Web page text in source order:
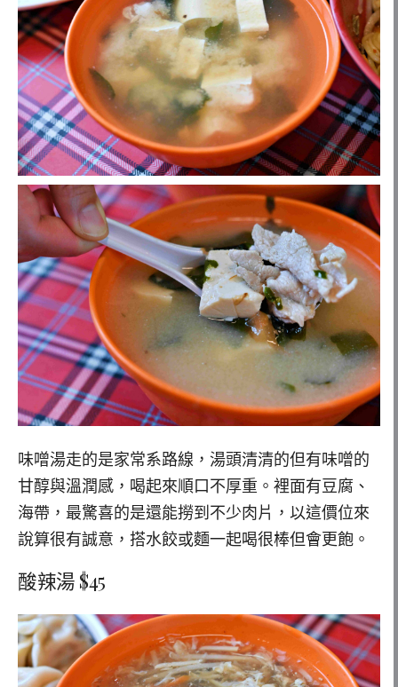
味噌湯走的是家常系路線，湯頭清清的但有味噌的
甘醇與溫潤感，喝起來順口不厚重。裡面有豆腐、
海帶，最驚喜的是還能撈到不少肉片，以這價位來
說算很有誠意，搭水餃或麵一起喝很棒但會更飽。
酸辣湯 $45